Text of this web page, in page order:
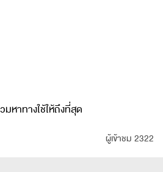
มหาทางใช้ให้ถึงที่สุด
ผู้เข้าชม 2322